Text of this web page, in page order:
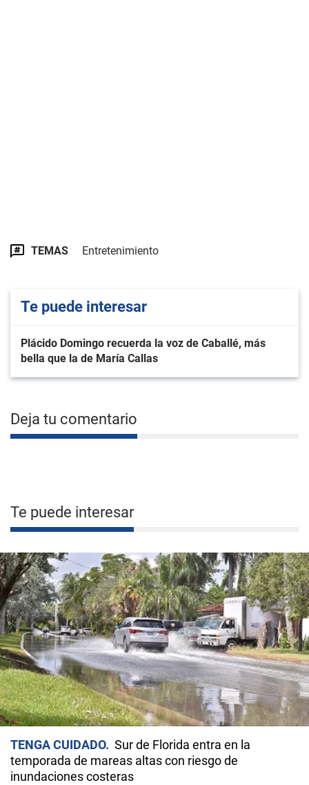
TEMAS Entretenimiento
Te puede interesar
Plácido Domingo recuerda la voz de Caballé, más
bella que la de María Callas
Deja tu comentario
Te puede interesar
TENGA CUIDADO
Sur de Florida entra en la
temporada de mareas altas con riesgo de
inundaciones costeras